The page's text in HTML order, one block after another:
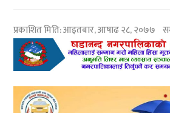
प्रकाशित मिति:आइतबार, आषाढ २८, २०७७